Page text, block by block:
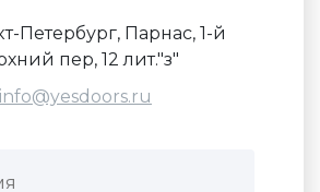
Петербург, Парнас, 1-й
пер, 12 лит."з"
info@yesdoors.ru